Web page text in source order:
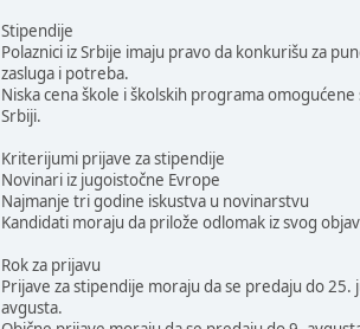
Stipendije
Polaznici iz Srbije imaju pravo da konkurišu za
zasluga i potreba.
Niska cena škole i školskih programa
Srbiji.
Kriterijumi prijave za stipendije
Novinari iz jugoistočne Evrope
Najmanje tri godine iskustva u novinarstvu
Kandidati moraju da prilože odlomak iz svog
Rok za prijavu
Prijave za stipendije moraju da se predaju do
avgusta.